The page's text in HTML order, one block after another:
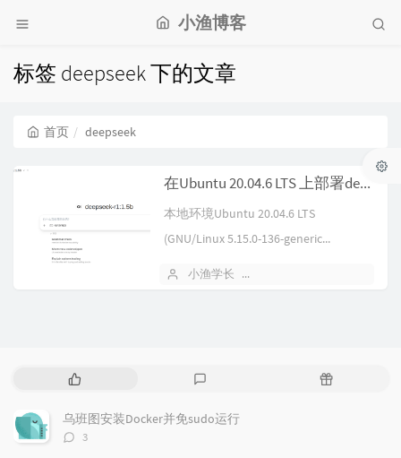
小渔博客
标签 deepseek 下的文章
首页 deepseek
在Ubuntu 20.04.6 LTS 上部署deepseek
本地环境Ubuntu 20.04.6 LTS
(GNU/Linux 5.15.0-136-generic...
小渔学长
热
文
章
评
随
乌班图安装Docker并免sudo运行
评
3